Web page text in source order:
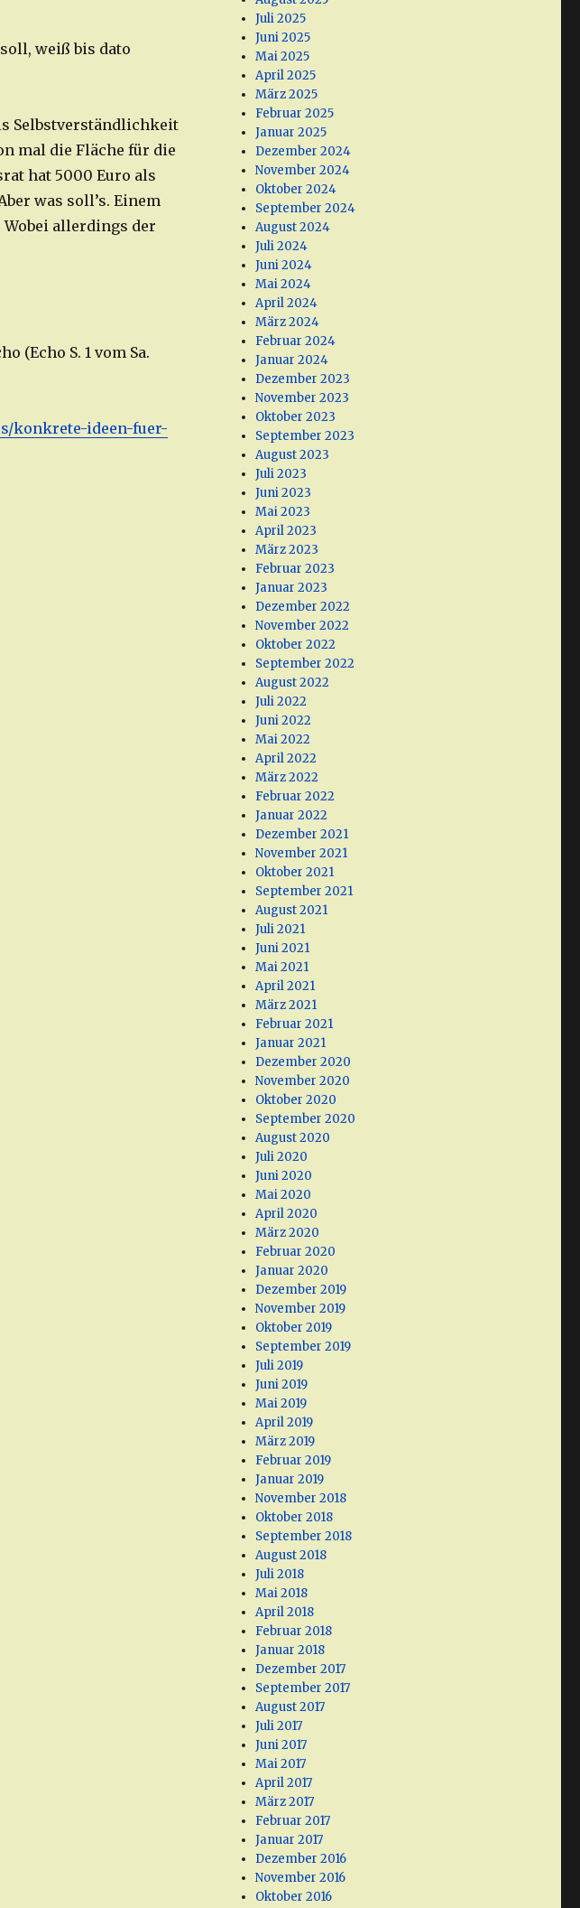
weiß bis dato
Selbstverständlichkeit
mal die Fläche für die
hat 5000 Euro als
was soll’s. Einem
allerdings der
(Echo S. 1 vom Sa.
konkrete-ideen-fuer-
Juli 2025
Juni 2025
Mai 2025
April 2025
März 2025
Februar 2025
Januar 2025
Dezember 2024
November 2024
Oktober 2024
September 2024
August 2024
Juli 2024
Juni 2024
Mai 2024
April 2024
März 2024
Februar 2024
Januar 2024
Dezember 2023
November 2023
Oktober 2023
September 2023
August 2023
Juli 2023
Juni 2023
Mai 2023
April 2023
März 2023
Februar 2023
Januar 2023
Dezember 2022
November 2022
Oktober 2022
September 2022
August 2022
Juli 2022
Juni 2022
Mai 2022
April 2022
März 2022
Februar 2022
Januar 2022
Dezember 2021
November 2021
Oktober 2021
September 2021
August 2021
Juli 2021
Juni 2021
Mai 2021
April 2021
März 2021
Februar 2021
Januar 2021
Dezember 2020
November 2020
Oktober 2020
September 2020
August 2020
Juli 2020
Juni 2020
Mai 2020
April 2020
März 2020
Februar 2020
Januar 2020
Dezember 2019
November 2019
Oktober 2019
September 2019
Juli 2019
Juni 2019
Mai 2019
April 2019
März 2019
Februar 2019
Januar 2019
November 2018
Oktober 2018
September 2018
August 2018
Juli 2018
Mai 2018
April 2018
Februar 2018
Januar 2018
Dezember 2017
September 2017
August 2017
Juli 2017
Juni 2017
Mai 2017
April 2017
März 2017
Februar 2017
Januar 2017
Dezember 2016
November 2016
Oktober 2016